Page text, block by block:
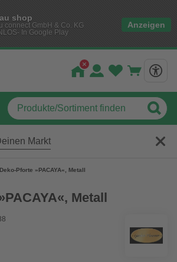
shop
connect GmbH & Co. KG
In Google Play
Anzeigen
Markt
Deko-Pforte »PACAYA«, Metall
Metall